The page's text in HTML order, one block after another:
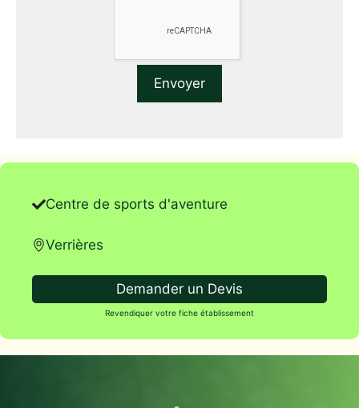
Centre de sports d'aventure
Verrières
Demander un Devis
Revendiquer votre fiche établissement